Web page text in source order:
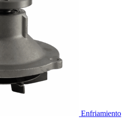
Enfriamiento